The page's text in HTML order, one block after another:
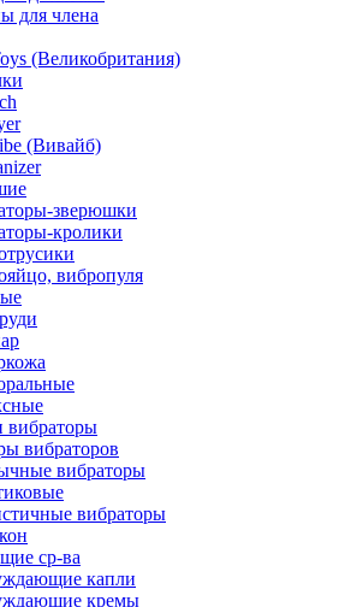
для члена
(Великобритания)
(Вивайб)
зверюшки
кролики
вибропуля
вибраторов
вибраторы
вибраторы
ср-ва
капли
кремы